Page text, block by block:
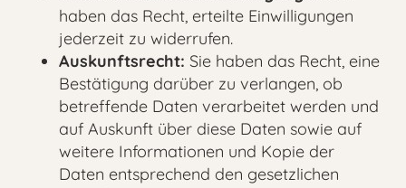
haben das Recht, erteilte Einwilligungen
jederzeit zu widerrufen.
Auskunftsrecht: Sie haben das Recht, eine
Bestätigung darüber zu verlangen, ob
betreffende Daten verarbeitet werden und
auf Auskunft über diese Daten sowie auf
weitere Informationen und Kopie der
Daten entsprechend den gesetzlichen